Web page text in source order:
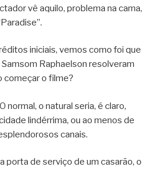
vê aquilo, problema na cama,
iniciais, vemos como foi que
Raphaelson resolveram
começar o filme?
normal, o natural seria, é claro,
lindérrima, ou ao menos de
canais.
porta de serviço de um casarão, o